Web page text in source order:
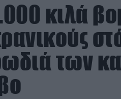
κιλά
των